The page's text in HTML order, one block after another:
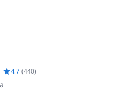
4.7 (440)